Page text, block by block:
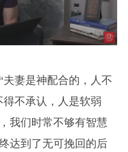
妻是神配合的，人不
不承认，人是软弱
我们时常不够有智慧
达到了无可挽回的后